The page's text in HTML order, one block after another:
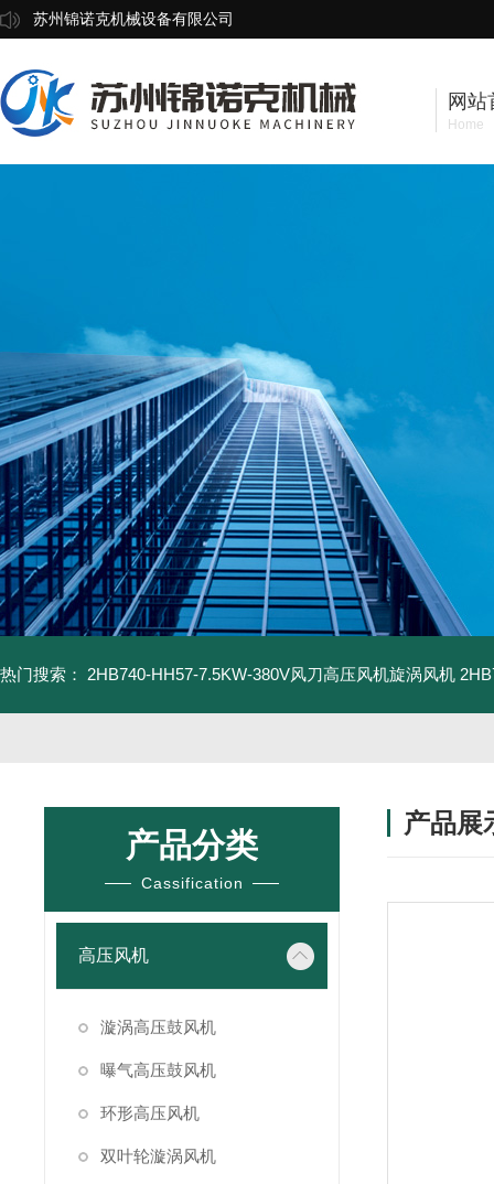
苏州锦诺克机械设备有限公司
网站
Home
热门搜索： 2HB740-HH57-7.5KW-380V风刀高压风机旋涡风机
产品分类
Cassification
高压风机
漩涡高压鼓风机
曝气高压鼓风机
环形高压风机
双叶轮漩涡风机
产品展